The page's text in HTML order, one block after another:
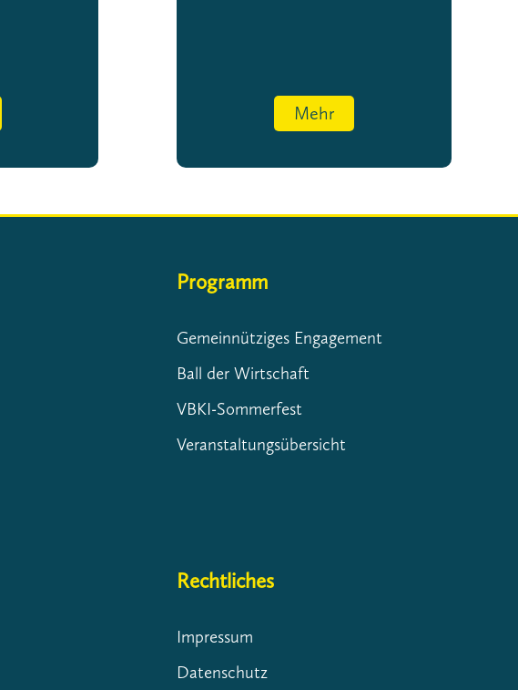
Mehr
Programm
Gemeinnütziges Engagement
Ball der Wirtschaft
VBKI-Sommerfest
Veranstaltungsübersicht
Rechtliches
Impressum
Datenschutz